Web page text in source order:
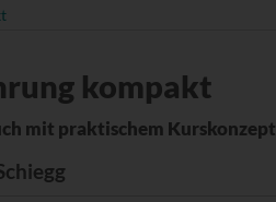
kompakt
mit praktischem Kurskonzept